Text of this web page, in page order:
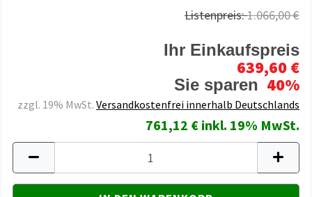
Listenpreis:1.066,00 €
Ihr Einkaufspreis
639,60 €
Sie sparen 40%
zzgl. 19% MwSt. Versandkostenfrei innerhalb Deutschlands
761,12 € inkl. 19% MwSt.